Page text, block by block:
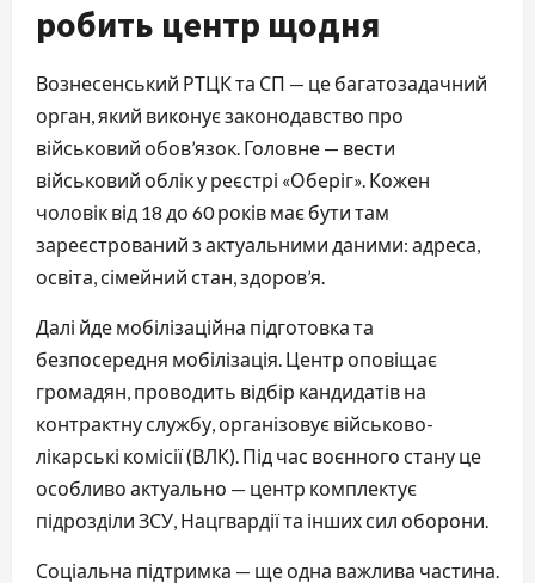
робить центр щодня
Вознесенський РТЦК та СП — це багатозадачний
орган, який виконує законодавство про
військовий обов’язок. Головне — вести
військовий облік у реєстрі «Оберіг». Кожен
чоловік від 18 до 60 років має бути там
зареєстрований з актуальними даними: адреса,
освіта, сімейний стан, здоров’я.
Далі йде мобілізаційна підготовка та
безпосередня мобілізація. Центр оповіщає
громадян, проводить відбір кандидатів на
контрактну службу, організовує військово-
лікарські комісії (ВЛК). Під час воєнного стану це
особливо актуально — центр комплектує
підрозділи ЗСУ, Нацгвардії та інших сил оборони.
Соціальна підтримка — ще одна важлива частина.